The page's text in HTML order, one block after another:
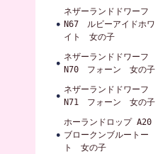
ネザーランドドワーフ
N67 ルビーアイドホワ
イト 女の子
ネザーランドドワーフ
N70 フォーン 女の子
ネザーランドドワーフ
N71 フォーン 女の子
ホーランドロップ A20
ブロークンブルートー
ト 女の子